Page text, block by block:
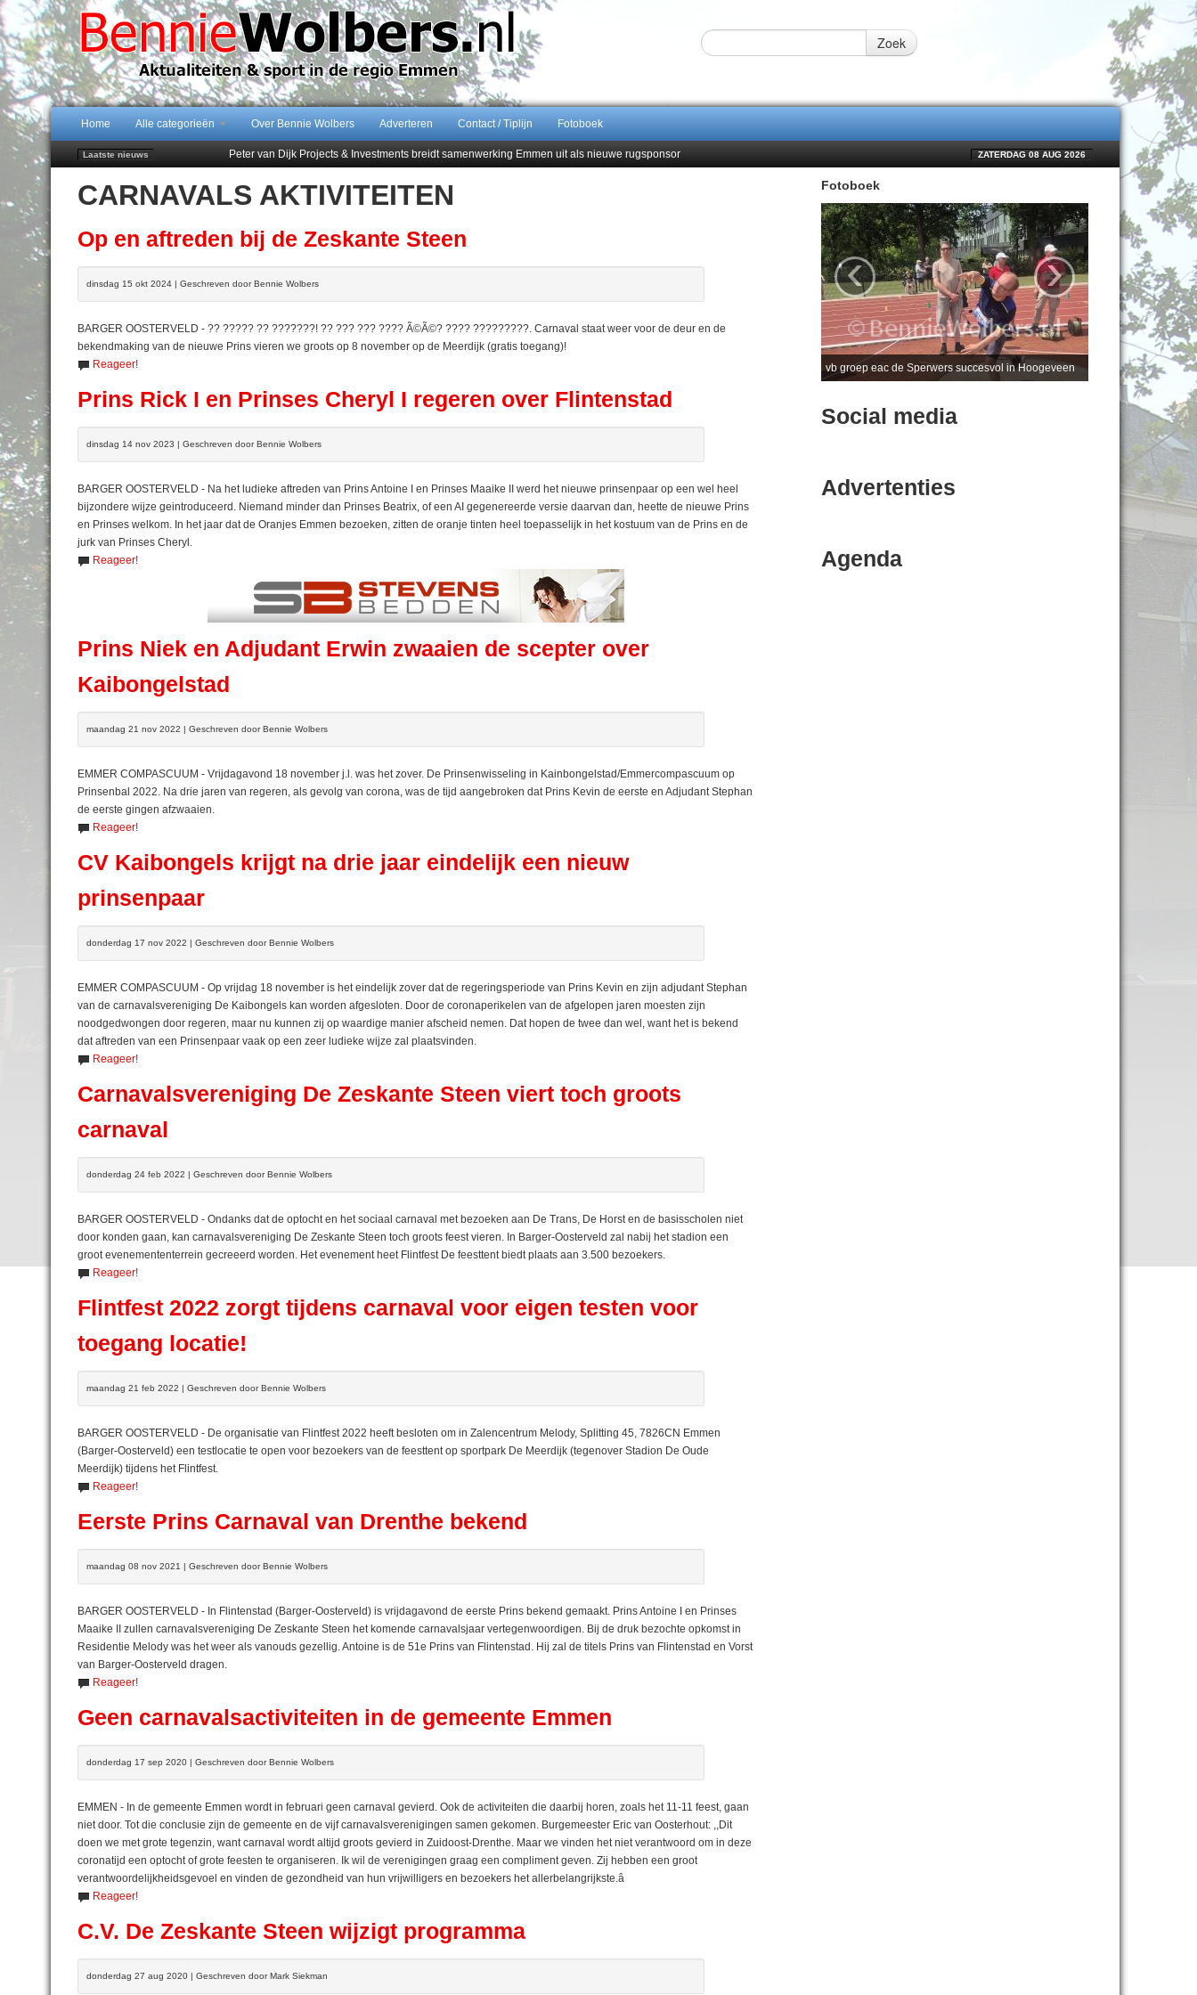
Zoek
Home Alle categorieën Over Bennie Wolbers Adverteren Contact / Tiplijn Fotoboek
Laatste nieuws
Peter van Dijk Projects & Investments breidt samenwerking Emmen uit als nieuwe rugsponsor
102 kaarsen voor eeuwling Mieke Sijbom-Maatje
Emmen wint op Open Dag overtuigend van Almere City
ZATERDAG 08 AUG 2026
CARNAVALS AKTIVITEITEN
Op en aftreden bij de Zeskante Steen
dinsdag 15 okt 2024 | Geschreven door Bennie Wolbers
BARGER OOSTERVELD - ?? ????? ?? ???????! ?? ??? ??? ???? Ã©Ã©? ???? ?????????. Carnaval staat weer voor de deur en de
bekendmaking van de nieuwe Prins vieren we groots op 8 november op de Meerdijk (gratis toegang)!
Reageer!
Prins Rick I en Prinses Cheryl I regeren over Flintenstad
dinsdag 14 nov 2023 | Geschreven door Bennie Wolbers
BARGER OOSTERVELD - Na het ludieke aftreden van Prins Antoine I en Prinses Maaike II werd het nieuwe prinsenpaar op een wel heel
bijzondere wijze geintroduceerd. Niemand minder dan Prinses Beatrix, of een AI gegenereerde versie daarvan dan, heette de nieuwe Prins
en Prinses welkom. In het jaar dat de Oranjes Emmen bezoeken, zitten de oranje tinten heel toepasselijk in het kostuum van de Prins en de
jurk van Prinses Cheryl.
Reageer!
Prins Niek en Adjudant Erwin zwaaien de scepter over
Kaibongelstad
maandag 21 nov 2022 | Geschreven door Bennie Wolbers
EMMER COMPASCUUM - Vrijdagavond 18 november j.l. was het zover. De Prinsenwisseling in Kainbongelstad/Emmercompascuum op
Prinsenbal 2022. Na drie jaren van regeren, als gevolg van corona, was de tijd aangebroken dat Prins Kevin de eerste en Adjudant Stephan
de eerste gingen afzwaaien.
Reageer!
CV Kaibongels krijgt na drie jaar eindelijk een nieuw
prinsenpaar
donderdag 17 nov 2022 | Geschreven door Bennie Wolbers
EMMER COMPASCUUM - Op vrijdag 18 november is het eindelijk zover dat de regeringsperiode van Prins Kevin en zijn adjudant Stephan
van de carnavalsvereniging De Kaibongels kan worden afgesloten. Door de coronaperikelen van de afgelopen jaren moesten zijn
noodgedwongen door regeren, maar nu kunnen zij op waardige manier afscheid nemen. Dat hopen de twee dan wel, want het is bekend
dat aftreden van een Prinsenpaar vaak op een zeer ludieke wijze zal plaatsvinden.
Reageer!
Carnavalsvereniging De Zeskante Steen viert toch groots
carnaval
donderdag 24 feb 2022 | Geschreven door Bennie Wolbers
BARGER OOSTERVELD - Ondanks dat de optocht en het sociaal carnaval met bezoeken aan De Trans, De Horst en de basisscholen niet
door konden gaan, kan carnavalsvereniging De Zeskante Steen toch groots feest vieren. In Barger-Oosterveld zal nabij het stadion een
groot evenemententerrein gecreeerd worden. Het evenement heet Flintfest De feesttent biedt plaats aan 3.500 bezoekers.
Reageer!
Flintfest 2022 zorgt tijdens carnaval voor eigen testen voor
toegang locatie!
maandag 21 feb 2022 | Geschreven door Bennie Wolbers
BARGER OOSTERVELD - De organisatie van Flintfest 2022 heeft besloten om in Zalencentrum Melody, Splitting 45, 7826CN Emmen
(Barger-Oosterveld) een testlocatie te open voor bezoekers van de feesttent op sportpark De Meerdijk (tegenover Stadion De Oude
Meerdijk) tijdens het Flintfest.
Reageer!
Eerste Prins Carnaval van Drenthe bekend
maandag 08 nov 2021 | Geschreven door Bennie Wolbers
BARGER OOSTERVELD - In Flintenstad (Barger-Oosterveld) is vrijdagavond de eerste Prins bekend gemaakt. Prins Antoine I en Prinses
Maaike II zullen carnavalsvereniging De Zeskante Steen het komende carnavalsjaar vertegenwoordigen. Bij de druk bezochte opkomst in
Residentie Melody was het weer als vanouds gezellig. Antoine is de 51e Prins van Flintenstad. Hij zal de titels Prins van Flintenstad en Vorst
van Barger-Oosterveld dragen.
Reageer!
Geen carnavalsactiviteiten in de gemeente Emmen
donderdag 17 sep 2020 | Geschreven door Bennie Wolbers
EMMEN - In de gemeente Emmen wordt in februari geen carnaval gevierd. Ook de activiteiten die daarbij horen, zoals het 11-11 feest, gaan
niet door. Tot die conclusie zijn de gemeente en de vijf carnavalsverenigingen samen gekomen. Burgemeester Eric van Oosterhout: ,,Dit
doen we met grote tegenzin, want carnaval wordt altijd groots gevierd in Zuidoost-Drenthe. Maar we vinden het niet verantwoord om in deze
coronatijd een optocht of grote feesten te organiseren. Ik wil de verenigingen graag een compliment geven. Zij hebben een groot
verantwoordelijkheidsgevoel en vinden de gezondheid van hun vrijwilligers en bezoekers het allerbelangrijkste.â
Reageer!
C.V. De Zeskante Steen wijzigt programma
donderdag 27 aug 2020 | Geschreven door Mark Siekman
Fotoboek
vb groep eac de Sperwers succesvol in Hoogeveen
‹ ›
Social media
Advertenties
Agenda